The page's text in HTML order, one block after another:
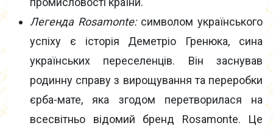
Легенда Rosamonte:символом українського
успіху є історія Деметріо Гренюка, сина
українських переселенців. Він заснував
родинну справу з вирощування та переробки
єрба-мате, яка згодом перетворилася на
всесвітньо відомий бренд Rosamonte. Це